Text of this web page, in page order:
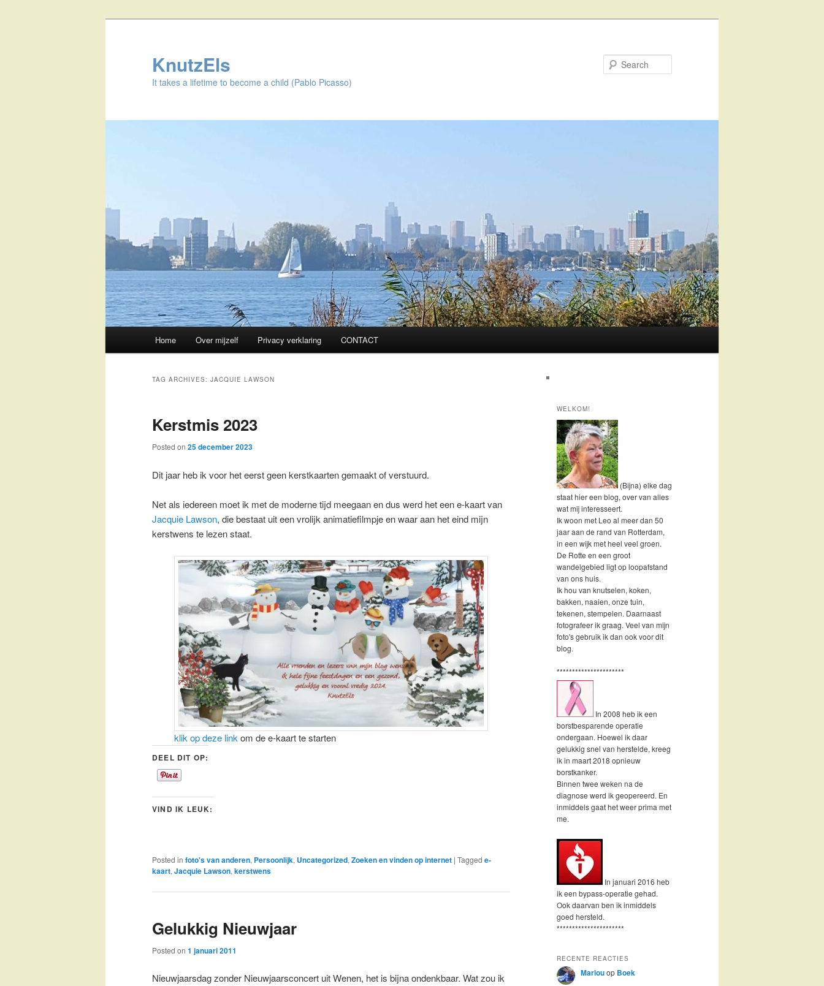
KnutzEls
It takes a lifetime to become a child (Pablo Picasso)
Skip
content
Skip
content
Home Over mijzelf Privacy verklaring CONTACT
TAG ARCHIVES: JACQUIE LAWSON
Kerstmis 2023
Posted on 25 december 2023
Dit jaar heb ik voor het eerst geen kerstkaarten gemaakt of verstuurd.
Net als iedereen moet ik met de moderne tijd meegaan en dus werd het een e-kaart van
Jacquie Lawson, die bestaat uit een vrolijk animatiefilmpje en waar aan het eind mijn
kerstwens te lezen staat.
klik op deze linkom de e-kaart te starten
DEEL DIT OP:
VIND IK LEUK:
Posted in foto's van anderen, Persoonlijk, Uncategorized, Zoeken en vinden op internet | Tagged e-
kaart, Jacquie Lawson, kerstwens
Gelukkig Nieuwjaar
Posted on 1 januari 2011
Nieuwjaarsdag zonder Nieuwjaarsconcert uit Wenen, het is bijna ondenkbaar. Wat zou ik
WELKOM!
(Bijna) elke dag
staat hier een blog, over van alles
wat mij interesseert.
Ik woon met Leo al meer dan 50
jaar aan de rand van Rotterdam,
in een wijk met heel veel groen.
De Rotte en een groot
wandelgebied ligt op loopafstand
van ons huis.
Ik hou van knutselen, koken,
bakken, naaien, onze tuin,
tekenen, stempelen. Daarnaast
fotografeer ik graag. Veel van mijn
foto's gebruik ik dan ook voor dit
blog.
**********************
In 2008 heb ik een
borstbesparende operatie
ondergaan. Hoewel ik daar
gelukkig snel van herstelde, kreeg
ik in maart 2018 opnieuw
borstkanker.
Binnen twee weken na de
diagnose werd ik geopereerd. En
inmiddels gaat het weer prima met
me.
In januari 2016 heb
ik een bypass-operatie gehad.
Ook daarvan ben ik inmiddels
goed hersteld.
**********************
RECENTE REACTIES
Marlouop Boek